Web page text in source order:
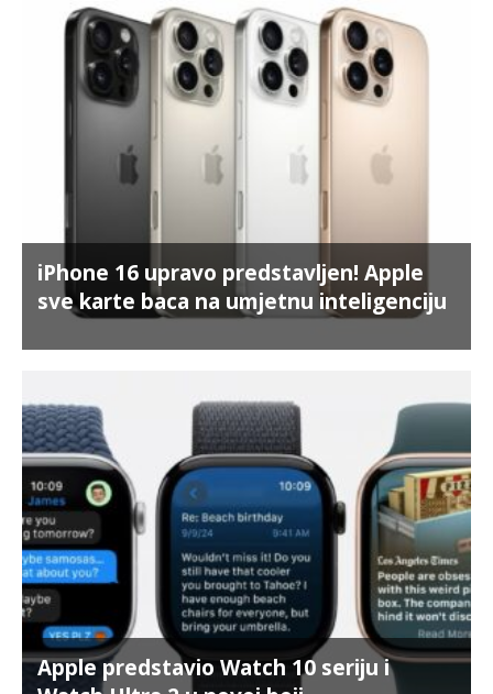
iPhone 16 upravo predstavljen! Apple
sve karte baca na umjetnu inteligenciju
Apple predstavio Watch 10 seriju i